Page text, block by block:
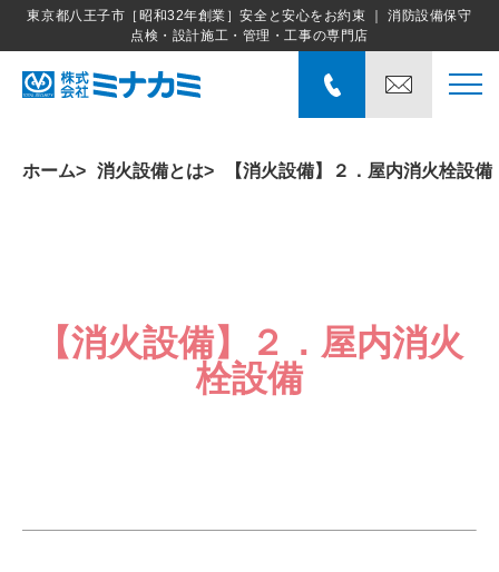
東京都八王子市［昭和32年創業］安全と安心をお約束 ｜ 消防設備保守
点検・設計施工・管理・工事の専門店
ホーム 消火設備とは 【消火設備】２．屋内消火栓設備
【消火設備】２．屋内消火
栓設備